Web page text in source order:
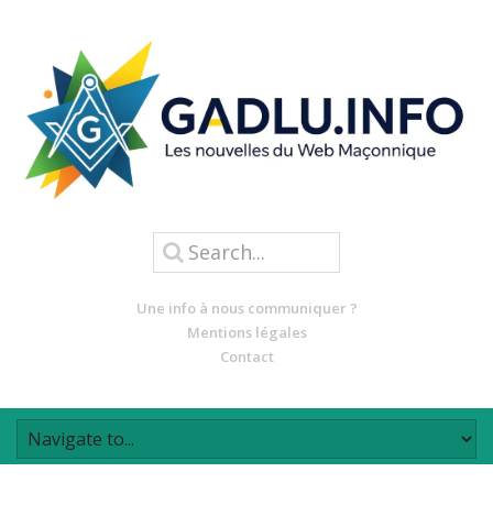
Une info à nous communiquer ?
Mentions légales
Contact